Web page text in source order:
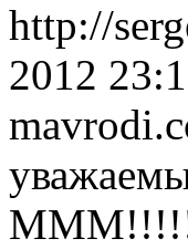
http://
2012
МММ!!!!!